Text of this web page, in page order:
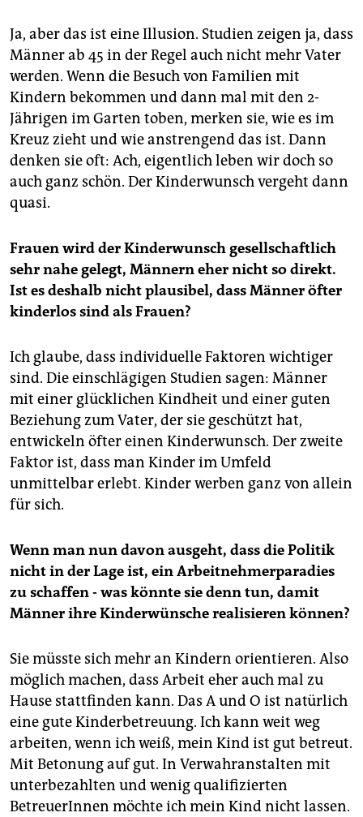
Ja, aber das ist eine Illusion. Studien zeigen ja, dass
Männer ab 45 in der Regel auch nicht mehr Vater
werden. Wenn die Besuch von Familien mit
Kindern bekommen und dann mal mit den 2-
Jährigen im Garten toben, merken sie, wie es im
Kreuz zieht und wie anstrengend das ist. Dann
denken sie oft: Ach, eigentlich leben wir doch so
auch ganz schön. Der Kinderwunsch vergeht dann
quasi.
Frauen wird der Kinderwunsch gesellschaftlich
sehr nahe gelegt, Männern eher nicht so direkt.
Ist es deshalb nicht plausibel, dass Männer öfter
kinderlos sind als Frauen?
Ich glaube, dass individuelle Faktoren wichtiger
sind. Die einschlägigen Studien sagen: Männer
mit einer glücklichen Kindheit und einer guten
Beziehung zum Vater, der sie geschützt hat,
entwickeln öfter einen Kinderwunsch. Der zweite
Faktor ist, dass man Kinder im Umfeld
unmittelbar erlebt. Kinder werben ganz von allein
für sich.
Wenn man nun davon ausgeht, dass die Politik
nicht in der Lage ist, ein Arbeitnehmerparadies
zu schaffen - was könnte sie denn tun, damit
Männer ihre Kinderwünsche realisieren können?
Sie müsste sich mehr an Kindern orientieren. Also
möglich machen, dass Arbeit eher auch mal zu
Hause stattfinden kann. Das A und O ist natürlich
eine gute Kinderbetreuung. Ich kann weit weg
arbeiten, wenn ich weiß, mein Kind ist gut betreut.
Mit Betonung auf gut. In Verwahranstalten mit
unterbezahlten und wenig qualifizierten
BetreuerInnen möchte ich mein Kind nicht lassen.